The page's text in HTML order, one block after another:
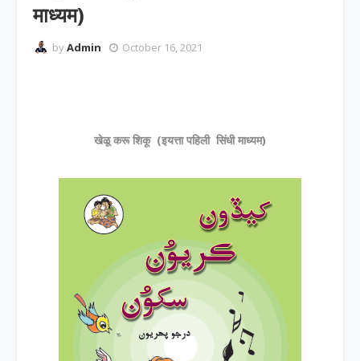
माध्यम)
byAdmin October 16, 2021
खेळू करू शिकू (इयत्ता पहिली सिंधी माध्यम)